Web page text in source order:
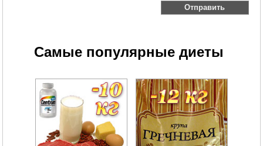
Самые популярные диеты